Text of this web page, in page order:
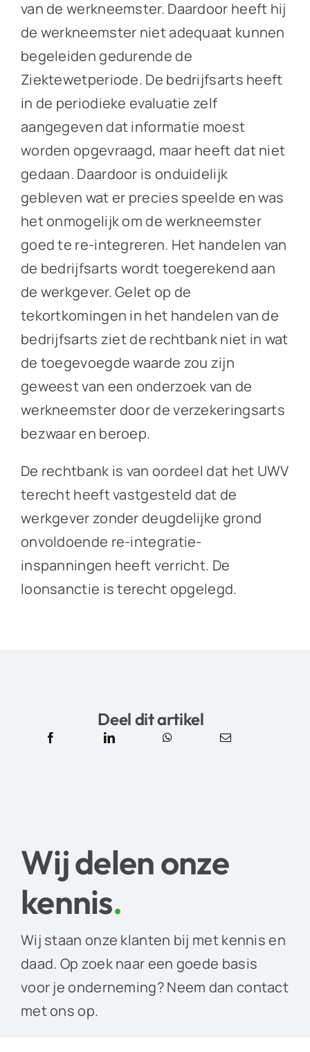
van de werkneemster. Daardoor heeft hij
de werkneemster niet adequaat kunnen
begeleiden gedurende de
Ziektewetperiode. De bedrijfsarts heeft
in de periodieke evaluatie zelf
aangegeven dat informatie moest
worden opgevraagd, maar heeft dat niet
gedaan. Daardoor is onduidelijk
gebleven wat er precies speelde en was
het onmogelijk om de werkneemster
goed te re-integreren. Het handelen van
de bedrijfsarts wordt toegerekend aan
de werkgever. Gelet op de
tekortkomingen in het handelen van de
bedrijfsarts ziet de rechtbank niet in wat
de toegevoegde waarde zou zijn
geweest van een onderzoek van de
werkneemster door de verzekeringsarts
bezwaar en beroep.
De rechtbank is van oordeel dat het UWV
terecht heeft vastgesteld dat de
werkgever zonder deugdelijke grond
onvoldoende re-integratie-
inspanningen heeft verricht. De
loonsanctie is terecht opgelegd.
Deel dit artikel
Wij delen onze
kennis.
Wij staan onze klanten bij met kennis en
daad. Op zoek naar een goede basis
voor je onderneming? Neem dan contact
met ons op.